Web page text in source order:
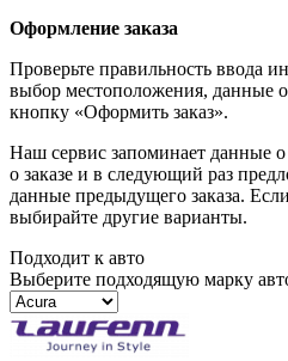
Оформление заказа
Проверьте правильность ввода
выбор местоположения, данные
кнопку «Оформить заказ».
Наш сервис запоминает данные
о заказе и в следующий раз
данные предыдущего заказа.
выбирайте другие варианты.
Подходит к авто
Выберите подходящую марку